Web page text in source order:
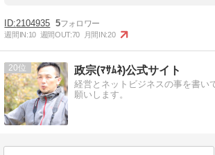
2104935 5
週間IN:10 週間OUT:70 月間IN:20
20 政宗(ﾏｻﾑﾈ)公式サイト
経営とネットビジネスの事を書い
願いします。